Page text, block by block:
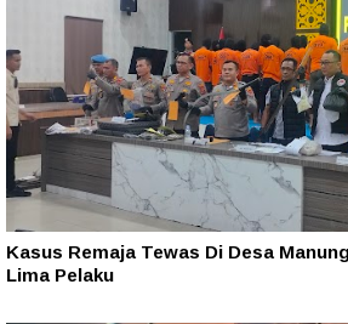
Kasus Remaja Tewas Di Desa
Lima Pelaku